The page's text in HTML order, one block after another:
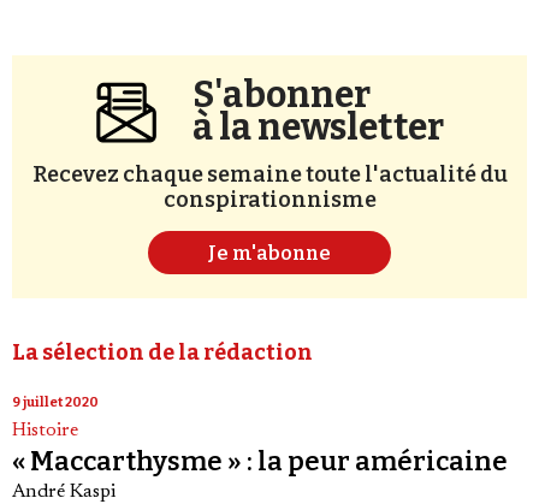
S'abonner
à la newsletter
Recevez chaque semaine toute l'actualité du
conspirationnisme
Je m'abonne
La sélection de la rédaction
9 juillet 2020
Histoire
« Maccarthysme » : la peur américaine
André Kaspi